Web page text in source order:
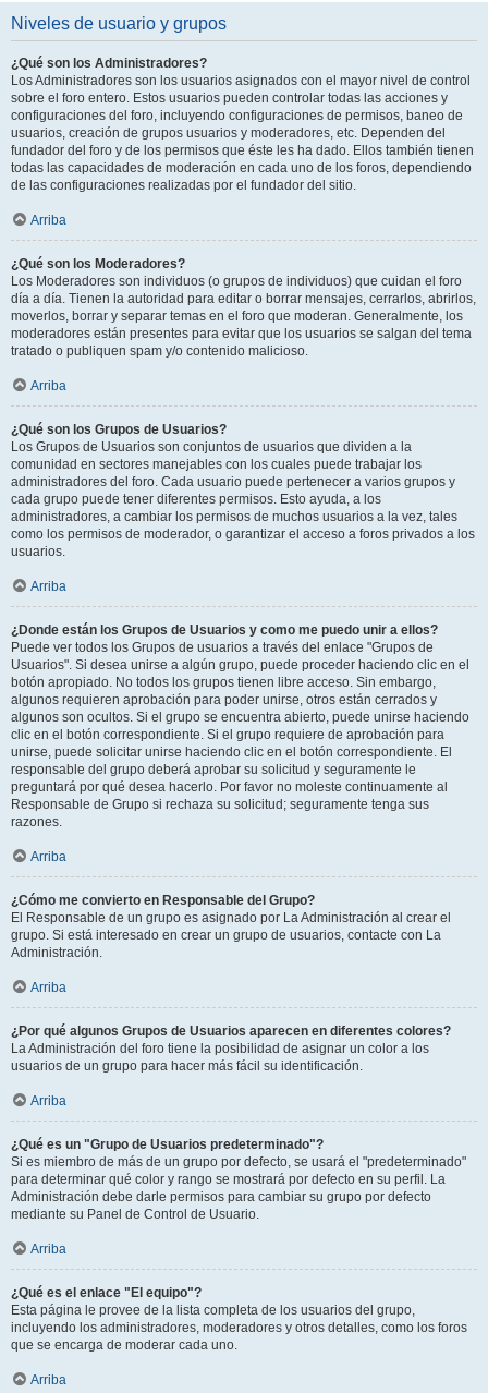
Niveles de usuario y grupos
¿Qué son los Administradores?
Los Administradores son los usuarios asignados con el mayor nivel de control
sobre el foro entero. Estos usuarios pueden controlar todas las acciones y
configuraciones del foro, incluyendo configuraciones de permisos, baneo de
usuarios, creación de grupos usuarios y moderadores, etc. Dependen del
fundador del foro y de los permisos que éste les ha dado. Ellos también tienen
todas las capacidades de moderación en cada uno de los foros, dependiendo
de las configuraciones realizadas por el fundador del sitio.
Arriba
¿Qué son los Moderadores?
Los Moderadores son individuos (o grupos de individuos) que cuidan el foro
día a día. Tienen la autoridad para editar o borrar mensajes, cerrarlos, abrirlos,
moverlos, borrar y separar temas en el foro que moderan. Generalmente, los
moderadores están presentes para evitar que los usuarios se salgan del tema
tratado o publiquen spam y/o contenido malicioso.
Arriba
¿Qué son los Grupos de Usuarios?
Los Grupos de Usuarios son conjuntos de usuarios que dividen a la
comunidad en sectores manejables con los cuales puede trabajar los
administradores del foro. Cada usuario puede pertenecer a varios grupos y
cada grupo puede tener diferentes permisos. Esto ayuda, a los
administradores, a cambiar los permisos de muchos usuarios a la vez, tales
como los permisos de moderador, o garantizar el acceso a foros privados a los
usuarios.
Arriba
¿Donde están los Grupos de Usuarios y como me puedo unir a ellos?
Puede ver todos los Grupos de usuarios a través del enlace "Grupos de
Usuarios". Si desea unirse a algún grupo, puede proceder haciendo clic en el
botón apropiado. No todos los grupos tienen libre acceso. Sin embargo,
algunos requieren aprobación para poder unirse, otros están cerrados y
algunos son ocultos. Si el grupo se encuentra abierto, puede unirse haciendo
clic en el botón correspondiente. Si el grupo requiere de aprobación para
unirse, puede solicitar unirse haciendo clic en el botón correspondiente. El
responsable del grupo deberá aprobar su solicitud y seguramente le
preguntará por qué desea hacerlo. Por favor no moleste continuamente al
Responsable de Grupo si rechaza su solicitud; seguramente tenga sus
razones.
Arriba
¿Cómo me convierto en Responsable del Grupo?
El Responsable de un grupo es asignado por La Administración al crear el
grupo. Si está interesado en crear un grupo de usuarios, contacte con La
Administración.
Arriba
¿Por qué algunos Grupos de Usuarios aparecen en diferentes colores?
La Administración del foro tiene la posibilidad de asignar un color a los
usuarios de un grupo para hacer más fácil su identificación.
Arriba
¿Qué es un "Grupo de Usuarios predeterminado"?
Si es miembro de más de un grupo por defecto, se usará el "predeterminado"
para determinar qué color y rango se mostrará por defecto en su perfil. La
Administración debe darle permisos para cambiar su grupo por defecto
mediante su Panel de Control de Usuario.
Arriba
¿Qué es el enlace "El equipo"?
Esta página le provee de la lista completa de los usuarios del grupo,
incluyendo los administradores, moderadores y otros detalles, como los foros
que se encarga de moderar cada uno.
Arriba